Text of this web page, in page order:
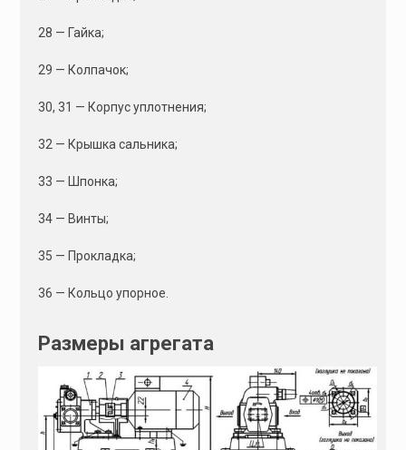
28 — Гайка;
29 — Колпачок;
30, 31 — Корпус уплотнения;
32 — Крышка сальника;
33 — Шпонка;
34 — Винты;
35 — Прокладка;
36 — Кольцо упорное.
Размеры агрегата